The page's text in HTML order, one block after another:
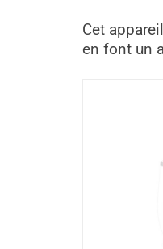
Cet
en font un